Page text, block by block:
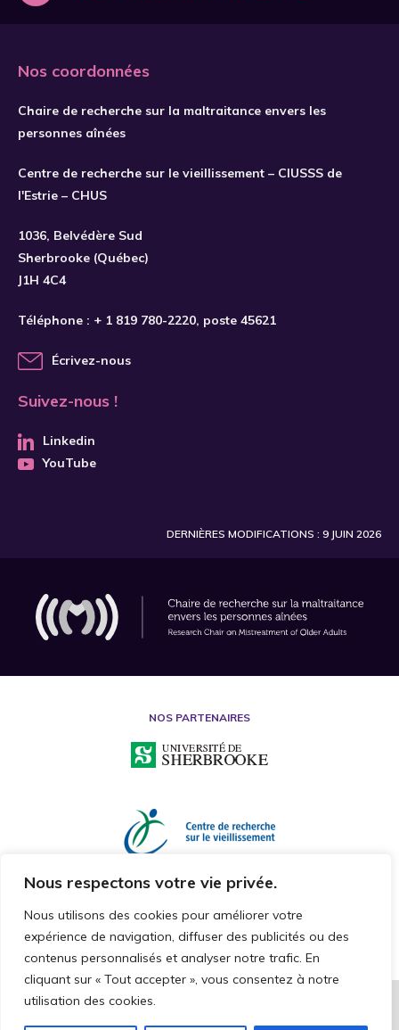
Nous respectons votre vie privée.
Nous utilisons des cookies pour améliorer votre
expérience de navigation, diffuser des publicités ou des
contenus personnalisés et analyser notre trafic. En
cliquant sur « Tout accepter », vous consentez à notre
utilisation des cookies.
Nos coordonnées
Chaire de recherche sur la maltraitance envers les
personnes aînées
Centre de recherche sur le vieillissement – CIUSSS de
l'Estrie – CHUS
1036, Belvédère Sud
Sherbrooke (Québec)
J1H 4C4
Téléphone : + 1 819 780-2220, poste 45621
Écrivez-nous
Suivez-nous !
Linkedin
YouTube
DERNIÈRES MODIFICATIONS : 9 JUIN 2026
NOS PARTENAIRES
2026 © CHAIRE DE RECHERCHE SUR LA MALTRAITANCE ENVERS LES